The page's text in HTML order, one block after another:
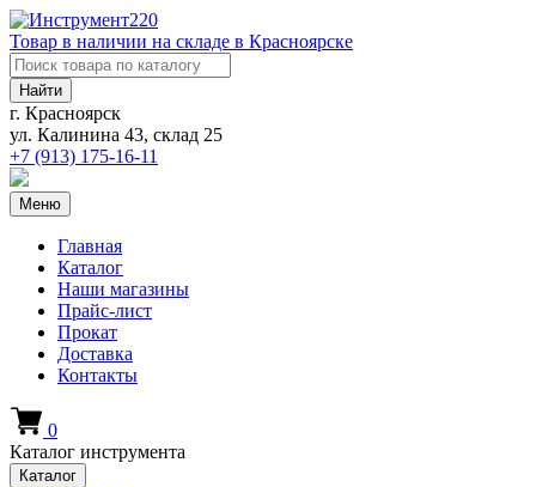
Товар в наличии на складе в Красноярске
Найти
г. Красноярск
ул. Калинина 43, склад 25
+7 (913) 175-16-11
Меню
Главная
Каталог
Наши магазины
Прайс-лист
Прокат
Доставка
Контакты
0
Каталог инструмента
Каталог